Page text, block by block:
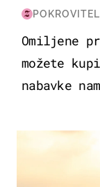
Omiljene
možete
nabavke